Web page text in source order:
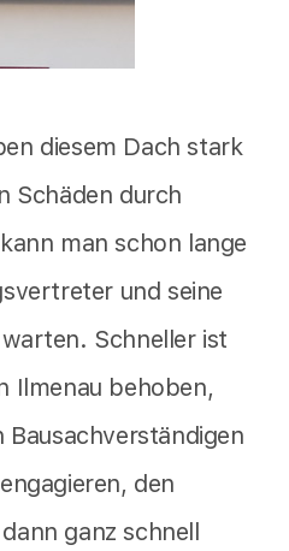
diesem Dach stark
Schäden durch
man schon lange
und seine
Schneller ist
Ilmenau behoben,
Bausachverständigen
den
ganz schnell